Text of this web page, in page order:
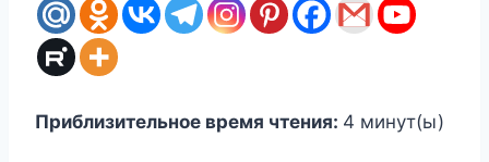
Приблизительное время чтения: 4 минут(ы)